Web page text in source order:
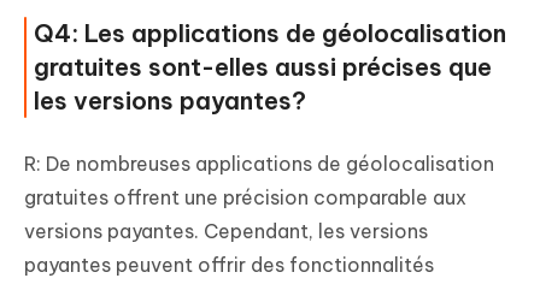
Q4: Les applications de géolocalisation
gratuites sont-elles aussi précises que
les versions payantes?
R: De nombreuses applications de géolocalisation
gratuites offrent une précision comparable aux
versions payantes. Cependant, les versions
payantes peuvent offrir des fonctionnalités